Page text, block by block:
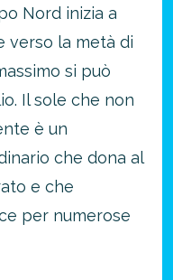
Nord inizia a
verso la metà di
si può
Il sole che non
è un
che dona al
e che
per numerose